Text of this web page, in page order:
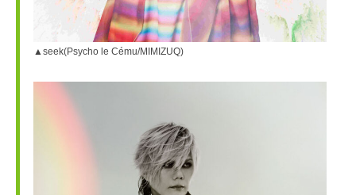
▲seek(Psycho le Cému/MIMIZUQ)